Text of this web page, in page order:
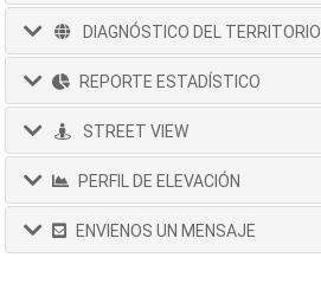
DIAGNÓSTICO DEL TERRITORIO
REPORTE ESTADÍSTICO
STREET VIEW
PERFIL DE ELEVACIÓN
ENVIENOS UN MENSAJE